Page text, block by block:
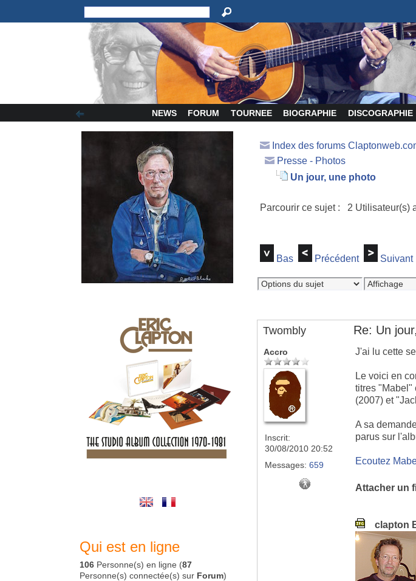
NEWS FORUM TOURNEE BIOGRAPHIE DISCOGRAPHIE
Qui est en ligne
106 Personne(s) en ligne (87
Personne(s) connectée(s) sur Forum)
Index des forums
Presse - Photos
Un jour, une photo
Parcourir ce sujet : 2 Utilisateur(s)
Bas Précédent Suivant
Twombly Re: Un
Accro
Inscrit:
30/08/2010 20:52
Messages: 659
J'ai lu cette
Le voici en
titres "Mabel"
(2007) et
A sa
parus sur
Ecoutez
Attacher un
clapton